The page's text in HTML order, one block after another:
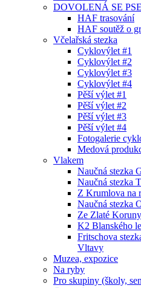
DOVOLENÁ SE
HAF trasování
HAF soutěž o
Včelařská stezka
Cyklovýlet #1
Cyklovýlet #2
Cyklovýlet #3
Cyklovýlet #4
Pěší výlet #1
Pěší výlet #2
Pěší výlet #3
Pěší výlet #4
Fotogalerie
Medová
Vlakem
Naučná stezka
Naučná stezka
Z Krumlova na
Naučná stezka
Ze Zlaté
K2 Blanského
Fritschova
Vltavy
Muzea, expozice
Na ryby
Pro skupiny (školy,